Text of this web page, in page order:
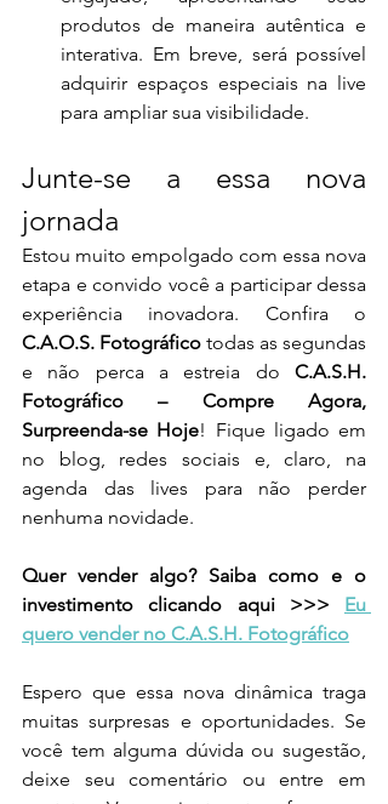
produtos de maneira autêntica e
interativa. Em breve, será possível
adquirir espaços especiais na live
para ampliar sua visibilidade.
Junte-se a essa nova
jornada
Estou muito empolgado com essa nova
etapa e convido você a participar dessa
C.A.O.S. Fotográfico todas as segundas
e não perca a estreia do C.A.S.H.
Fotográfico – Compre Agora,
Surpreenda-se Hoje! Fique ligado em
no blog, redes sociais e, claro, na
agenda das lives para não perder
nenhuma novidade.
Quer vender algo? Saiba como e o
investimento clicando aqui >>> Eu
quero vender no C.A.S.H. Fotográfico
Espero que essa nova dinâmica traga
muitas surpresas e oportunidades. Se
você tem alguma dúvida ou sugestão,
deixe seu comentário ou entre em